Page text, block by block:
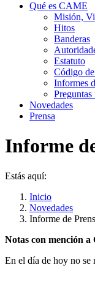
Qué es CAME
Misión,
Hitos
Banderas
Estatuto
Código
Informes
Preguntas
Novedades
Prensa
Informe
Estás aquí:
Inicio
Novedades
Informe de
Notas con mención
En el día de hoy no se